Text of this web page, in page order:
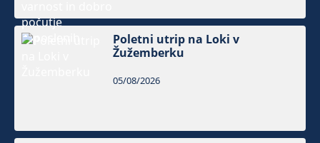
Poletni utrip na Loki v
Žužemberku
05/08/2026